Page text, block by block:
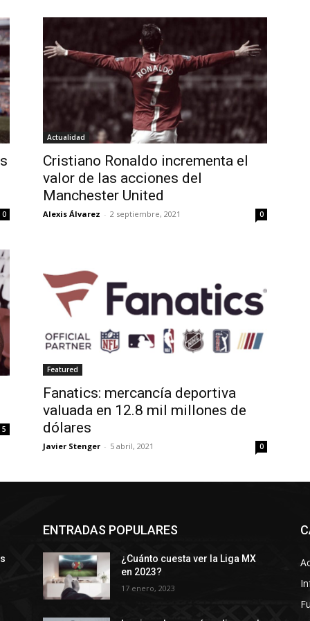
0
Actualidad
Cristiano Ronaldo incrementa el
valor de las acciones del
Manchester United
Alexis Álvarez - 2 septiembre, 2021 0
5
Featured
Fanatics: mercancía deportiva
valuada en 12.8 mil millones de
dólares
Javier Stenger - 5 abril, 2021 0
ENTRADAS POPULARES
¿Cuánto cuesta ver la Liga MX
en 2023?
17 enero, 2023